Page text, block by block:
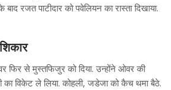
रजत पाटीदार को पवेलियन का रास्ता दिखाया.
फिर से मुस्तफिजुर को दिया. उन्होंने ओवर की
का विकेट ले लिया. कोहली, जडेजा को कैच थमा बैठे.